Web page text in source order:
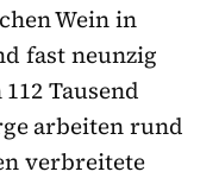
Wein in
fast neunzig
Tausend
arbeiten rund
verbreitete